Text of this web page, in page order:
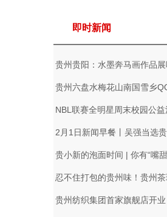
即时新闻
贵州贵阳：水墨奔马画作品
贵州六盘水梅花山南国雪乡
NBL联赛全明星周末校园公
2月1日新闻早餐丨吴强当选
贵小新的泡面时间 | 你有“嘴
忍不住打包的贵州味！贵州茶
贵州纺织集团首家旗舰店开业